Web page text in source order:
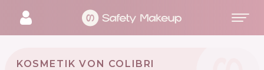
KOSMETIK VON COLIBRI